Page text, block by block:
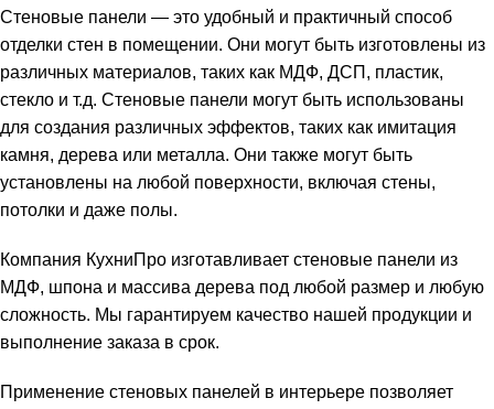
Стеновые панели — это удобный и практичный способ
отделки стен в помещении. Они могут быть изготовлены из
различных материалов, таких как МДФ, ДСП, пластик,
стекло и т.д. Стеновые панели могут быть использованы
для создания различных эффектов, таких как имитация
камня, дерева или металла. Они также могут быть
установлены на любой поверхности, включая стены,
потолки и даже полы.
Компания КухниПро изготавливает стеновые панели из
МДФ, шпона и массива дерева под любой размер и любую
сложность. Мы гарантируем качество нашей продукции и
выполнение заказа в срок.
Применение стеновых панелей в интерьере позволяет